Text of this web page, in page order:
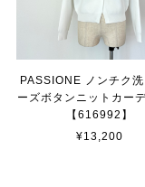
PASSIONE ノンチク
ーズボタンニットカー
【616992】
¥13,200